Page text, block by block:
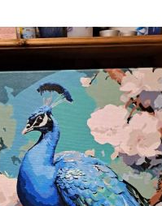
un
😌
tai